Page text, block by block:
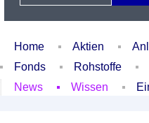
Home Aktien
Fonds
Rohstoffe
News
Wissen